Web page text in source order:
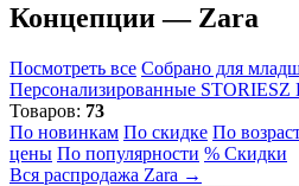
Концепции — Zara
Посмотреть все Собрано для
Персонализированные STORIESZ
Товаров: 73
По новинкам По скидке По
цены По популярности % Скидки
Вся распродажа Zara →